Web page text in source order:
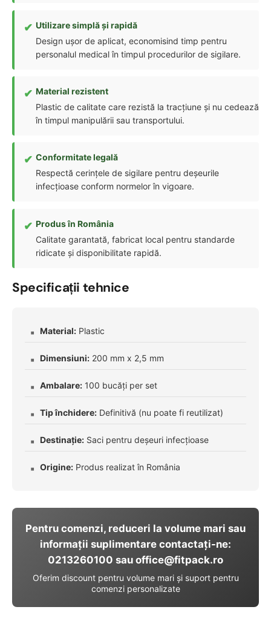
Utilizare simplă și rapidă
Design ușor de aplicat, economisind timp pentru
personalul medical în timpul procedurilor de sigilare.
Material rezistent
Plastic de calitate care rezistă la tracțiune și nu cedează
în timpul manipulării sau transportului.
Conformitate legală
Respectă cerințele de sigilare pentru deșeurile
infecțioase conform normelor în vigoare.
Produs în România
Calitate garantată, fabricat local pentru standarde
ridicate și disponibilitate rapidă.
Specificații tehnice
Material: Plastic
Dimensiuni: 200 mm x 2,5 mm
Ambalare: 100 bucăți per set
Tip închidere: Definitivă (nu poate fi reutilizat)
Destinație: Saci pentru deșeuri infecțioase
Origine: Produs realizat în România
Pentru comenzi, reduceri la volume mari sau
informații suplimentare contactați-ne:
0213260100 sau office@fitpack.ro
Oferim discount pentru volume mari și suport pentru
comenzi personalizate